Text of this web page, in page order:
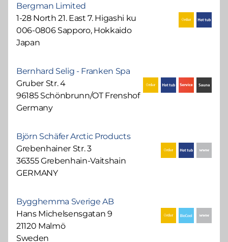
Bergman Limited
1-28 North 21. East 7. Higashi ku
006-0806 Sapporo, Hokkaido
Japan
Bernhard Selig - Franken Spa
Gruber Str. 4
96185 Schönbrunn/OT Frenshof
Germany
Björn Schäfer Arctic Products
Grebenhainer Str. 3
36355 Grebenhain-Vaitshain
GERMANY
Bygghemma Sverige AB
Hans Michelsensgatan 9
21120 Malmö
Sweden